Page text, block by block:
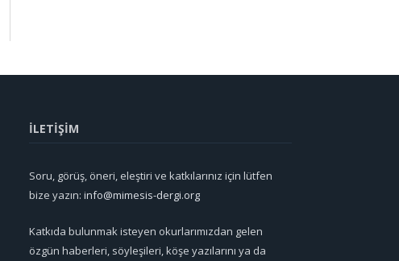
İLETİŞİM
Soru, görüş, öneri, eleştiri ve katkılarınız için lütfen
bize yazın: info@mimesis-dergi.org
Katkıda bulunmak isteyen okurlarımızdan gelen
özgün haberleri, söyleşileri, köşe yazılarını ya da